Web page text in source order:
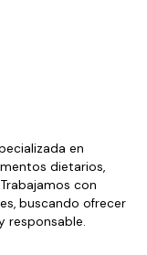
en
dietarios,
con
buscando ofrecer
responsable.